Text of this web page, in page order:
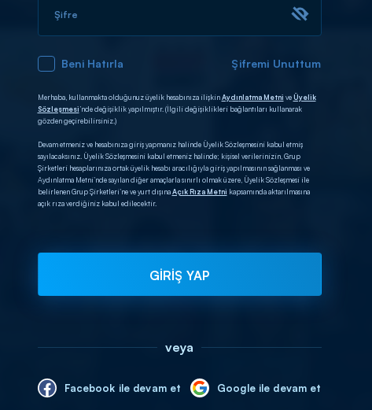
Şifre
Beni Hatırla Şifremi Unuttum
Merhaba, kullanmakta olduğunuz üyelik hesabınıza ilişkinAydınlatma Metni veÜyelik
Sözleşmesi’nde değişiklik yapılmıştır. (İlgili değişiklikleri bağlantıları kullanarak
gözden geçirebilirsiniz.)
Devam etmeniz ve hesabınıza giriş yapmanız halinde Üyelik Sözleşmesini kabul etmiş
sayılacaksınız. Üyelik Sözleşmesini kabul etmeniz halinde; kişisel verilerinizin, Grup
Şirketleri hesaplarınıza ortak üyelik hesabı aracılığıyla giriş yapılmasının sağlanması ve
Aydınlatma Metni’nde sayılan diğer amaçlarla sınırlı olmak üzere, Üyelik Sözleşmesi ile
belirlenen Grup Şirketleri’ne ve yurt dışınaAçık Rıza Metni kapsamında aktarılmasına
açık rıza verdiğiniz kabul edilecektir.
GİRİŞ YAP
veya
Facebook ile devam et Google ile devam et